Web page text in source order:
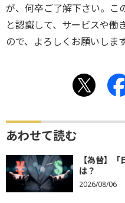
が、何卒ご了解下さい。 こ
と認識して、 サービスや働
ので、 よろしくお願いします
あわせて読む
【為替】
は？
2026/08/06